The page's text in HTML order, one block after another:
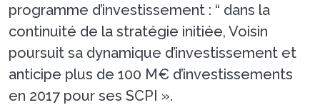
programme d’investissement : “ dans la
continuité de la stratégie initiée, Voisin
poursuit sa dynamique d’investissement et
anticipe plus de 100 M€ d’investissements
en 2017 pour ses SCPI ».